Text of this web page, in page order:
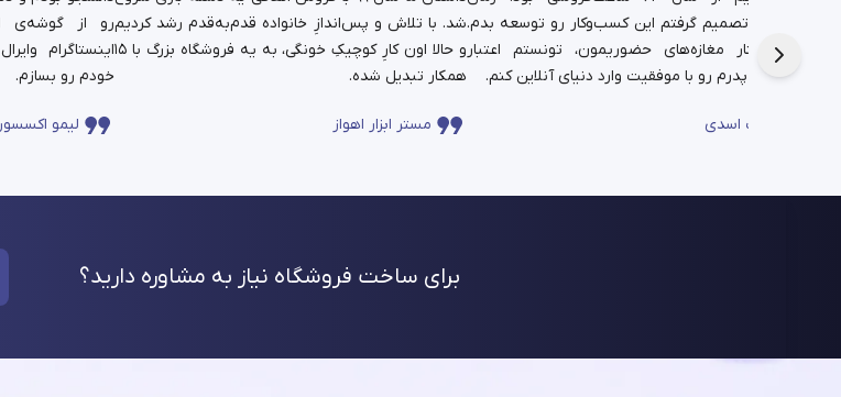
رو از گوشه‌ی
اینستاگرام
خودم رو بسازم.
لیمو
شد. با تلاش و پس‌اندازِ خانواده قدم‌به‌قدم رشد کردیم
و حالا اون کارِ کوچیکِ خونگی، به یه فروشگاه بزرگ با ۱۵
همکار تبدیل شده.
مستر ابزار اهواز
دانشجویی تصمیم گرفتم این کسب‌وکار رو توسعه بدم.
حالا در کنار مغازه‌های حضوریمون، تونستم اعتبار
چندساله‌ی پدرم رو با موفقیت وارد دنیای آنلاین کنم.
ساعت اسدی
برای ساخت فروشگاه نیاز به مشاوره دارید؟